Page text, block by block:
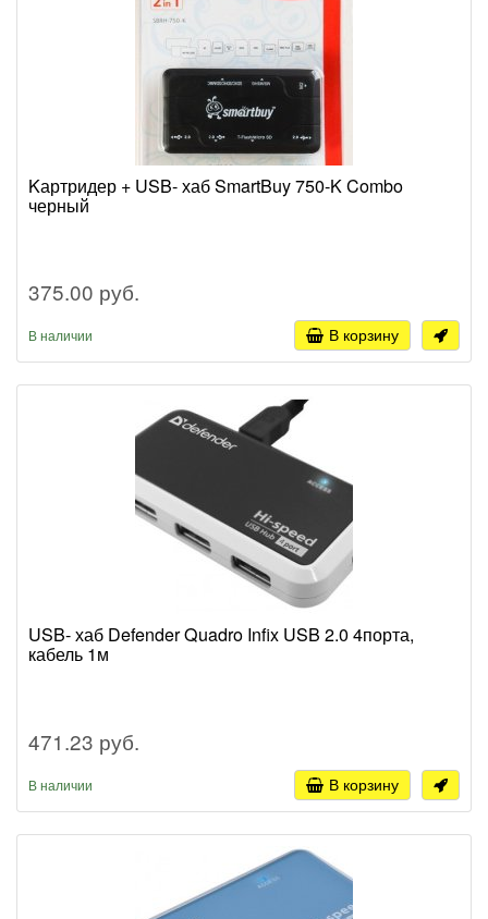
Kартридер + USB- хаб SmartBuy 750-K Combo
черный
375.00 руб.
В наличии В корзину
USB- хаб Defender Quadro Infix USB 2.0 4порта,
кабель 1м
471.23 руб.
В наличии В корзину